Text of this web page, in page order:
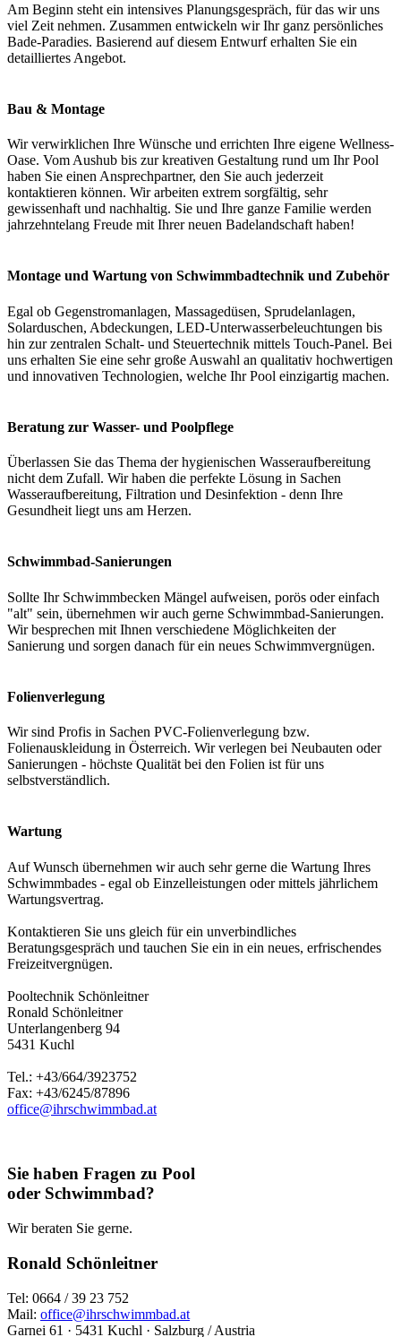
Am Beginn steht ein intensives Planungsgespräch, für das wir uns
viel Zeit nehmen. Zusammen entwickeln wir Ihr ganz persönliches
Bade-Paradies. Basierend auf diesem Entwurf erhalten Sie ein
detailliertes Angebot.
Bau & Montage
Wir verwirklichen Ihre Wünsche und errichten Ihre eigene Wellness-
Oase. Vom Aushub bis zur kreativen Gestaltung rund um Ihr Pool
haben Sie einen Ansprechpartner, den Sie auch jederzeit
kontaktieren können. Wir arbeiten extrem sorgfältig, sehr
gewissenhaft und nachhaltig. Sie und Ihre ganze Familie werden
jahrzehntelang Freude mit Ihrer neuen Badelandschaft haben!
Montage und Wartung von Schwimmbadtechnik und Zubehör
Egal ob Gegenstromanlagen, Massagedüsen, Sprudelanlagen,
Solarduschen, Abdeckungen, LED-Unterwasserbeleuchtungen bis
hin zur zentralen Schalt- und Steuertechnik mittels Touch-Panel. Bei
uns erhalten Sie eine sehr große Auswahl an qualitativ hochwertigen
und innovativen Technologien, welche Ihr Pool einzigartig machen.
Beratung zur Wasser- und Poolpflege
Überlassen Sie das Thema der hygienischen Wasseraufbereitung
nicht dem Zufall. Wir haben die perfekte Lösung in Sachen
Wasseraufbereitung, Filtration und Desinfektion - denn Ihre
Gesundheit liegt uns am Herzen.
Schwimmbad-Sanierungen
Sollte Ihr Schwimmbecken Mängel aufweisen, porös oder einfach
"alt" sein, übernehmen wir auch gerne Schwimmbad-Sanierungen.
Wir besprechen mit Ihnen verschiedene Möglichkeiten der
Sanierung und sorgen danach für ein neues Schwimmvergnügen.
Folienverlegung
Wir sind Profis in Sachen PVC-Folienverlegung bzw.
Folienauskleidung in Österreich. Wir verlegen bei Neubauten oder
Sanierungen - höchste Qualität bei den Folien ist für uns
selbstverständlich.
Wartung
Auf Wunsch übernehmen wir auch sehr gerne die Wartung Ihres
Schwimmbades - egal ob Einzelleistungen oder mittels jährlichem
Wartungsvertrag.
Kontaktieren Sie uns gleich für ein unverbindliches
Beratungsgespräch und tauchen Sie ein in ein neues, erfrischendes
Freizeitvergnügen.
Pooltechnik Schönleitner
Ronald Schönleitner
Unterlangenberg 94
5431 Kuchl
Tel.: +43/664/3923752
Fax: +43/6245/87896
office@ihrschwimmbad.at
Sie haben Fragen zu Pool
oder Schwimmbad?
Wir beraten Sie gerne.
Ronald Schönleitner
Tel: 0664 / 39 23 752
Mail: office@ihrschwimmbad.at
Garnei 61 · 5431 Kuchl · Salzburg / Austria